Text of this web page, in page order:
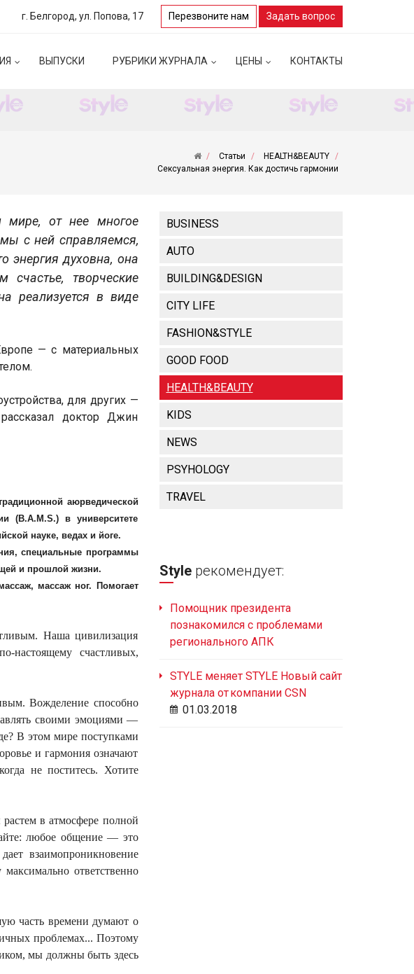
г. Белгород, ул. Попова, 17 Перезвоните нам Задать вопрос
ВЫПУСКИ РУБРИКИ ЖУРНАЛА ЦЕНЫ КОНТАКТЫ
Статьи
HEALTH&BEAUTY
Сексуальная энергия. Как достичь гармонии
мире, от нее многое
с ней справляемся,
энергия духовна, она
творческие
реализуется в виде
— с материальных
для других —
доктор Джин
аюрведической
(B.A.M.S.) в университете
науке, ведах и йоге.
специальные программы
и прошлой жизни.
массаж ног. Помогает
Наша цивилизация
счастливых,
Вожделение способно
своими эмоциями —
В этом мире поступками
и гармония означают
не поститесь. Хотите
в атмосфере полной
любое общение — это
взаимопроникновение
ответственно
часть времени думают о
проблемах... Поэтому
мы должны быть здесь
BUSINESS
AUTO
BUILDING&DESIGN
CITY LIFE
FASHION&STYLE
GOOD FOOD
HEALTH&BEAUTY
KIDS
NEWS
PSYHOLOGY
TRAVEL
Styleрекомендует:
Помощник президента
познакомился с проблемами
регионального АПК
STYLE меняет STYLE Новый сайт
журнала от компании CSN
01.03.2018